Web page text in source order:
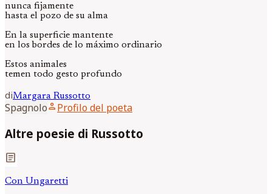
nunca fijamente
hasta el pozo de su alma
En la superficie mantente
en los bordes de lo máximo ordinario
Estos animales
temen todo gesto profundo
diMargara Russotto
Spagnoloperson Profilo del poeta
Altre poesie di Russotto
article
Con Ungaretti